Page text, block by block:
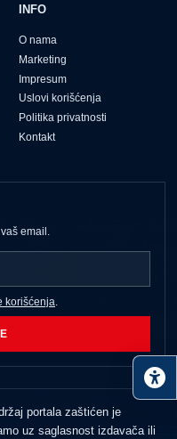
INFO
O nama
Marketing
Impresum
Uslovi korišćenja
Politika privatnosti
Kontakt
email.
korišćenja.
portala zaštićen je
uz saglasnost izdavača ili